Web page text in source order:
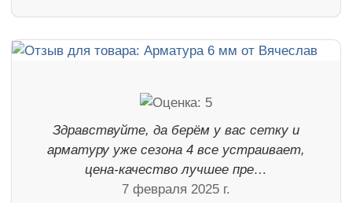
Здравствуйте, да берём у вас сетку и
арматуру уже сезона 4 все устраивает,
цена-качество лучшее пре…
7 февраля 2025 г.